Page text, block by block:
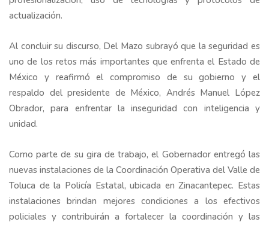
actualización.
Al concluir su discurso, Del Mazo subrayó que la seguridad es
uno de los retos más importantes que enfrenta el Estado de
México y reafirmó el compromiso de su gobierno y el
respaldo del presidente de México, Andrés Manuel López
Obrador, para enfrentar la inseguridad con inteligencia y
unidad.
Como parte de su gira de trabajo, el Gobernador entregó las
nuevas instalaciones de la Coordinación Operativa del Valle de
Toluca de la Policía Estatal, ubicada en Zinacantepec. Estas
instalaciones brindan mejores condiciones a los efectivos
policiales y contribuirán a fortalecer la coordinación y las